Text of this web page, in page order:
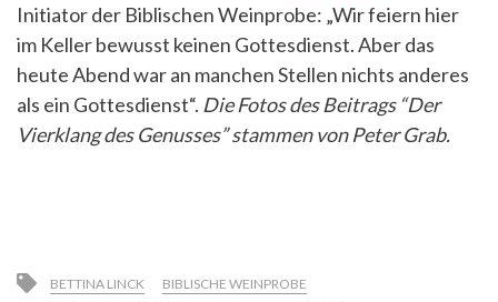
Initiator der Biblischen Weinprobe: „Wir feiern hier
im Keller bewusst keinen Gottesdienst. Aber das
heute Abend war an manchen Stellen nichts anderes
als ein Gottesdienst“. Die Fotos des Beitrags “Der
Vierklang des Genusses” stammen von Peter Grab.
BETTINA LINCK
BIBLISCHE WEINPROBE